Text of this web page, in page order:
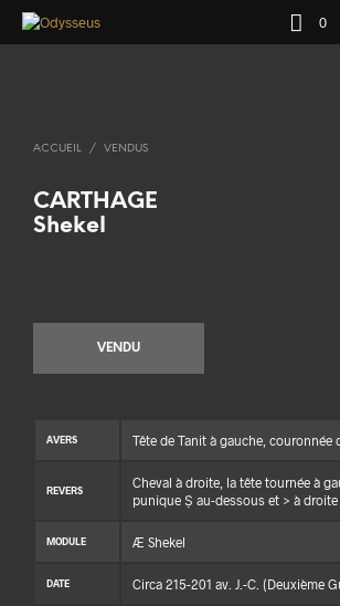
0
ACCUEIL / VENDUS
CARTHAGE
Shekel
VENDU
AVERS Tête de Tanit à gauche, couronnée
REVERS
Cheval à droite, la tête tournée à
punique Ṣ au-dessous et > à droite
MODULE Æ Shekel
DATE Circa 215-201 av. J.-C. (Deuxième